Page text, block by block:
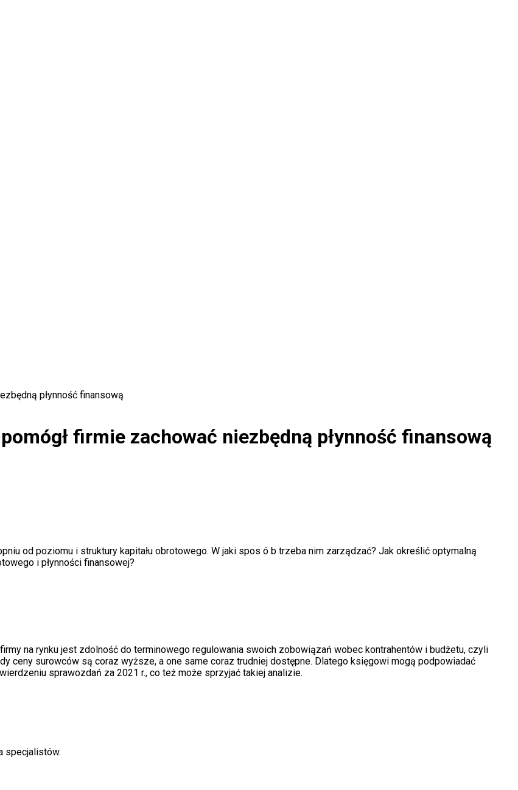
płynność finansową
firmie zachować niezbędną płynność finansową
od poziomu i struktury kapitału obrotowego. W jaki spos ó b trzeba nim zarządzać? Jak określić optymalną
i płynności finansowej?
na rynku jest zdolność do terminowego regulowania swoich zobowiązań wobec kontrahentów i budżetu, czyli
ceny surowców są coraz wyższe, a one same coraz trudniej dostępne. Dlatego księgowi mogą podpowiadać
sprawozdań za 2021 r., co też może sprzyjać takiej analizie.
specjalistów.